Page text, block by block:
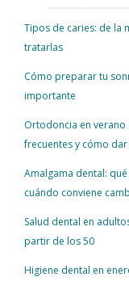
Tipos de caries: de la
tratarlas
Cómo preparar tu
importante
Ortodoncia en verano
frecuentes y cómo
Amalgama dental:
cuándo conviene
Salud dental en
partir de los 50
Higiene dental en